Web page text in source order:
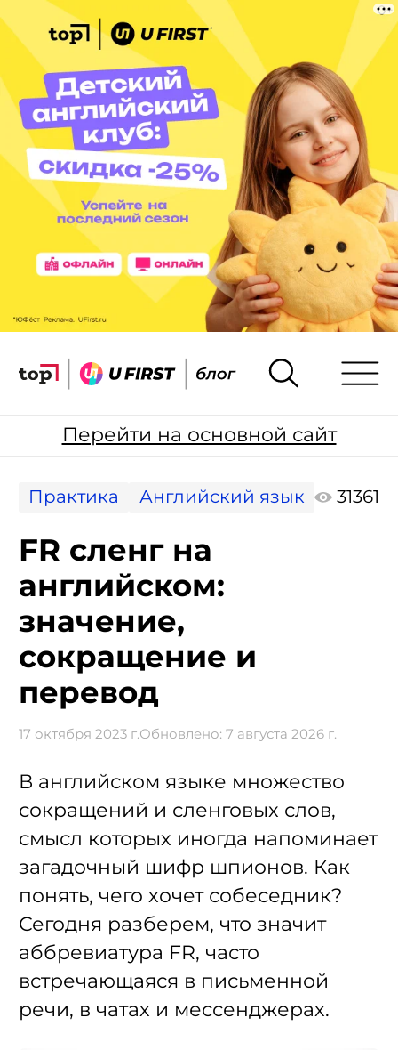
Перейти на основной сайт
Практика Английский язык 31361
FR сленг на
английском:
значение,
сокращение и
перевод
17 октября 2023 г.Обновлено: 7 августа 2026 г.
В английском языке множество
сокращений и сленговых слов,
смысл которых иногда напоминает
загадочный шифр шпионов. Как
понять, чего хочет собеседник?
Сегодня разберем, что значит
аббревиатура FR, часто
встречающаяся в письменной
речи, в чатах и мессенджерах.